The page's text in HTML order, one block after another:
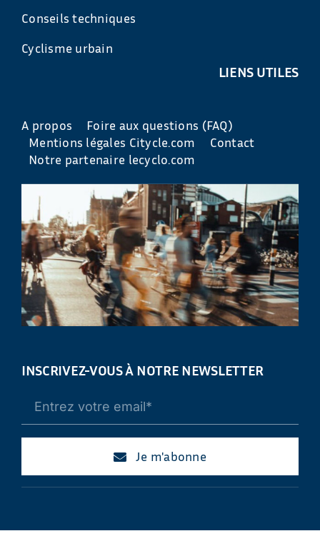
Conseils techniques
Cyclisme urbain
LIENS UTILES
A propos
Foire aux questions (FAQ)
Mentions légales Citycle.com
Contact
Notre partenaire lecyclo.com
INSCRIVEZ-VOUS À NOTRE NEWSLETTER
Je m'abonne